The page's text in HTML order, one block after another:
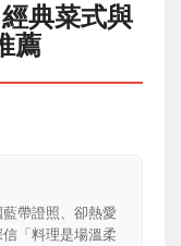
典菜式與
薦
帶證照、卻熱愛
「料理是場溫柔